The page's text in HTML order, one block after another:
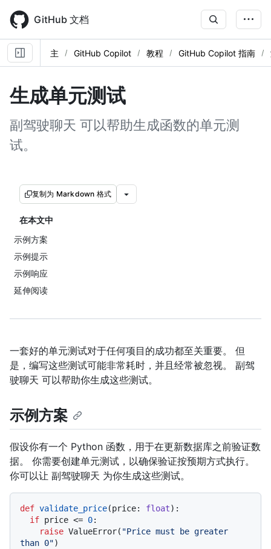
main
content
GitHub 文档
主 GitHub Copilot 教程 GitHub Copilot 指南
生成单元测试
副驾驶聊天 可以帮助生成函数的单元测
试。
复制为 Markdown 格式
在本文中
示例方案
示例提示
示例响应
延伸阅读
一套好的单元测试对于任何项目的成功都至关重要。 但
是，编写这些测试可能非常耗时，并且经常被忽视。 副驾
驶聊天 可以帮助你生成这些测试。
示例方案
假设你有一个 Python 函数，用于在更新数据库之前验证数
据。 你需要创建单元测试，以确保验证按预期方式执行。
你可以让 副驾驶聊天 为你生成这些测试。
def validate_price(price: float):
if price <= 0:
raise ValueError( "Price must be greater
than 0")